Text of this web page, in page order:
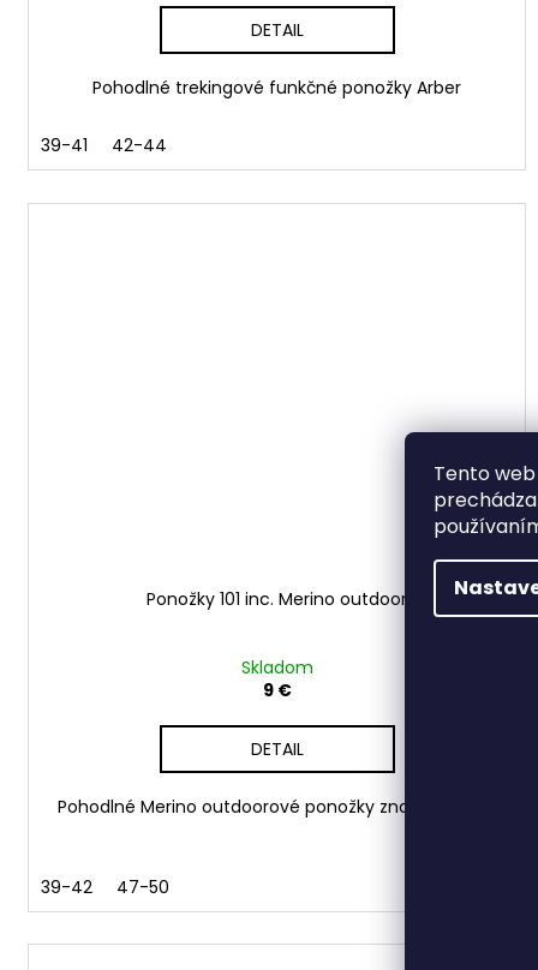
Tento
DETAIL
Pohodlné trekingové funkčné ponožky Arber
39-41 42-44
Ponožky 101 inc. Merino outdoor
Skladom
9 €
DETAIL
Pohodlné Merino outdoorové ponožky značky 101 inc.
39-42 47-50